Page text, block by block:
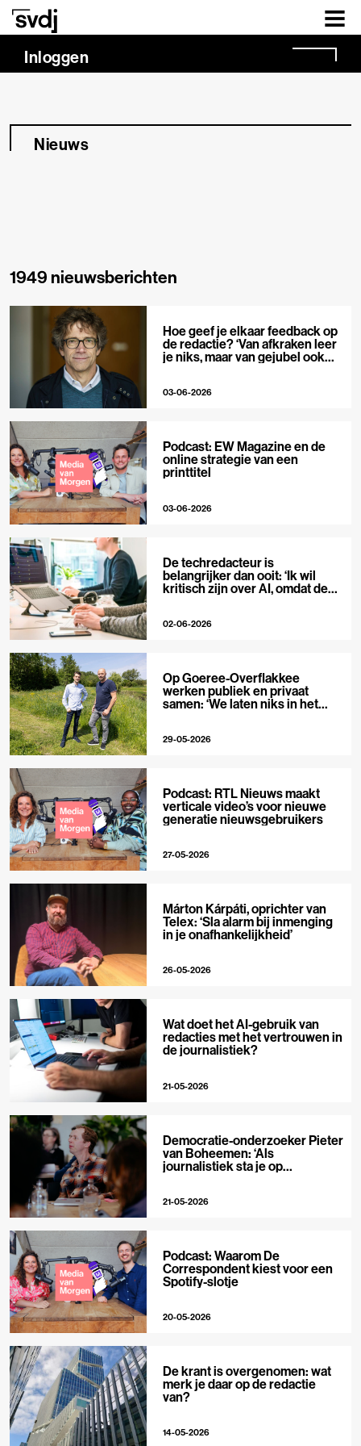
Naar hoofdinhoud
Inloggen
Nieuws
1949 nieuwsberichten
Hoe geef je elkaar feedback op
de redactie? ‘Van afkraken leer
je niks, maar van gejubel ook
03-06-2026
Podcast: EW Magazine en de
online strategie van een
printtitel
03-06-2026
De techredacteur is
belangrijker dan ooit: ‘Ik wil
kritisch zijn over AI, omdat de
02-06-2026
Op Goeree-Overflakkee
werken publiek en privaat
samen: ‘We laten niks in het
29-05-2026
Podcast: RTL Nieuws maakt
verticale video’s voor nieuwe
generatie nieuwsgebruikers
27-05-2026
Márton Kárpáti, oprichter van
Telex: ‘Sla alarm bij inmenging
in je onafhankelijkheid’
26-05-2026
Wat doet het AI-gebruik van
redacties met het vertrouwen in
de journalistiek?
21-05-2026
Democratie-onderzoeker Pieter
van Boheemen: ‘Als
journalistiek sta je op
21-05-2026
Podcast: Waarom De
Correspondent kiest voor een
Spotify-slotje
20-05-2026
De krant is overgenomen: wat
merk je daar op de redactie
van?
14-05-2026